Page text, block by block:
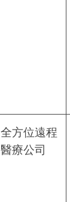
全方位遠程
醫療公司